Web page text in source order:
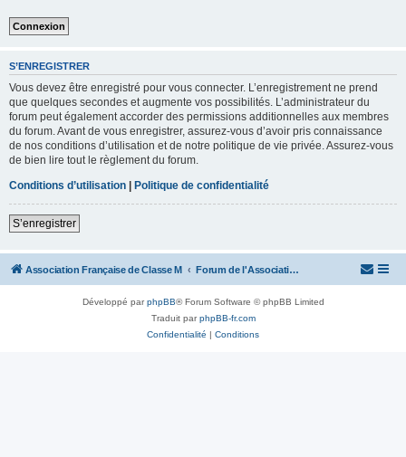
S’ENREGISTRER
Vous devez être enregistré pour vous connecter. L’enregistrement ne prend
que quelques secondes et augmente vos possibilités. L’administrateur du
forum peut également accorder des permissions additionnelles aux membres
du forum. Avant de vous enregistrer, assurez-vous d’avoir pris connaissance
de nos conditions d’utilisation et de notre politique de vie privée. Assurez-vous
de bien lire tout le règlement du forum.
Conditions d’utilisation | Politique de confidentialité
S’enregistrer
Association Française de Classe M Forum de l'Association Française de Classe M
Développé parphpBB® Forum Software © phpBB Limited
Traduit parphpBB-fr.com
Confidentialité | Conditions